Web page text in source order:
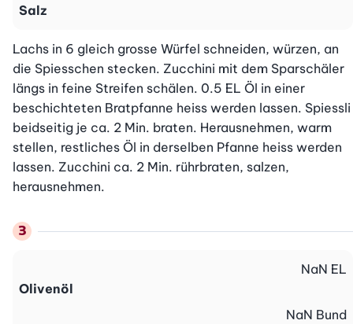
Salz
Lachs in 6 gleich grosse Würfel schneiden, würzen, an
die Spiesschen stecken. Zucchini mit dem Sparschäler
längs in feine Streifen schälen. 0.5 EL Öl in einer
beschichteten Bratpfanne heiss werden lassen. Spiessli
beidseitig je ca. 2 Min. braten. Herausnehmen, warm
stellen, restliches Öl in derselben Pfanne heiss werden
lassen. Zucchini ca. 2 Min. rührbraten, salzen,
herausnehmen.
Olivenöl
NaN EL
NaN Bund